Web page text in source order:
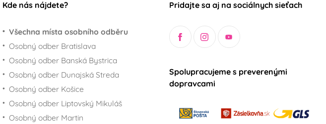
Kde nás nájdete?
Všechna místa osobního odběru
Osobný odber Bratislava
Osobný odber Banská Bystrica
Osobný odber Dunajská Streda
Osobný odber Košice
Osobný odber Liptovský Mikuláš
Osobný odber Martin
Pridajte sa aj na sociálnych sieťach
Spolupracujeme s preverenými
dopravcami